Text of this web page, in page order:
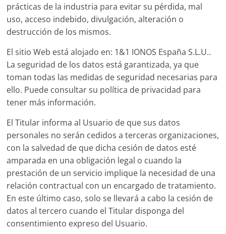
prácticas de la industria para evitar su pérdida, mal
uso, acceso indebido, divulgación, alteración o
destrucción de los mismos.
El sitio Web está alojado en: 1&1 IONOS España S.L.U..
La seguridad de los datos está garantizada, ya que
toman todas las medidas de seguridad necesarias para
ello. Puede consultar su política de privacidad para
tener más información.
El Titular informa al Usuario de que sus datos
personales no serán cedidos a terceras organizaciones,
con la salvedad de que dicha cesión de datos esté
amparada en una obligación legal o cuando la
prestación de un servicio implique la necesidad de una
relación contractual con un encargado de tratamiento.
En este último caso, solo se llevará a cabo la cesión de
datos al tercero cuando el Titular disponga del
consentimiento expreso del Usuario.